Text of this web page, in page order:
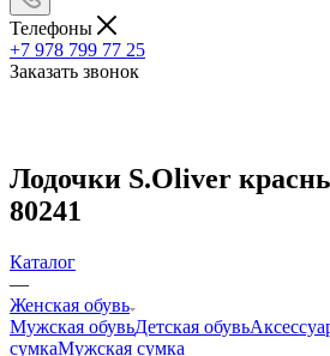
Телефоны
+7 978 799 77 25
Заказать звонок
Лодочки S.Oliver
80241
Каталог
—
Женская обувь
Мужская обувьДетская обувь
сумкаМужская сумка